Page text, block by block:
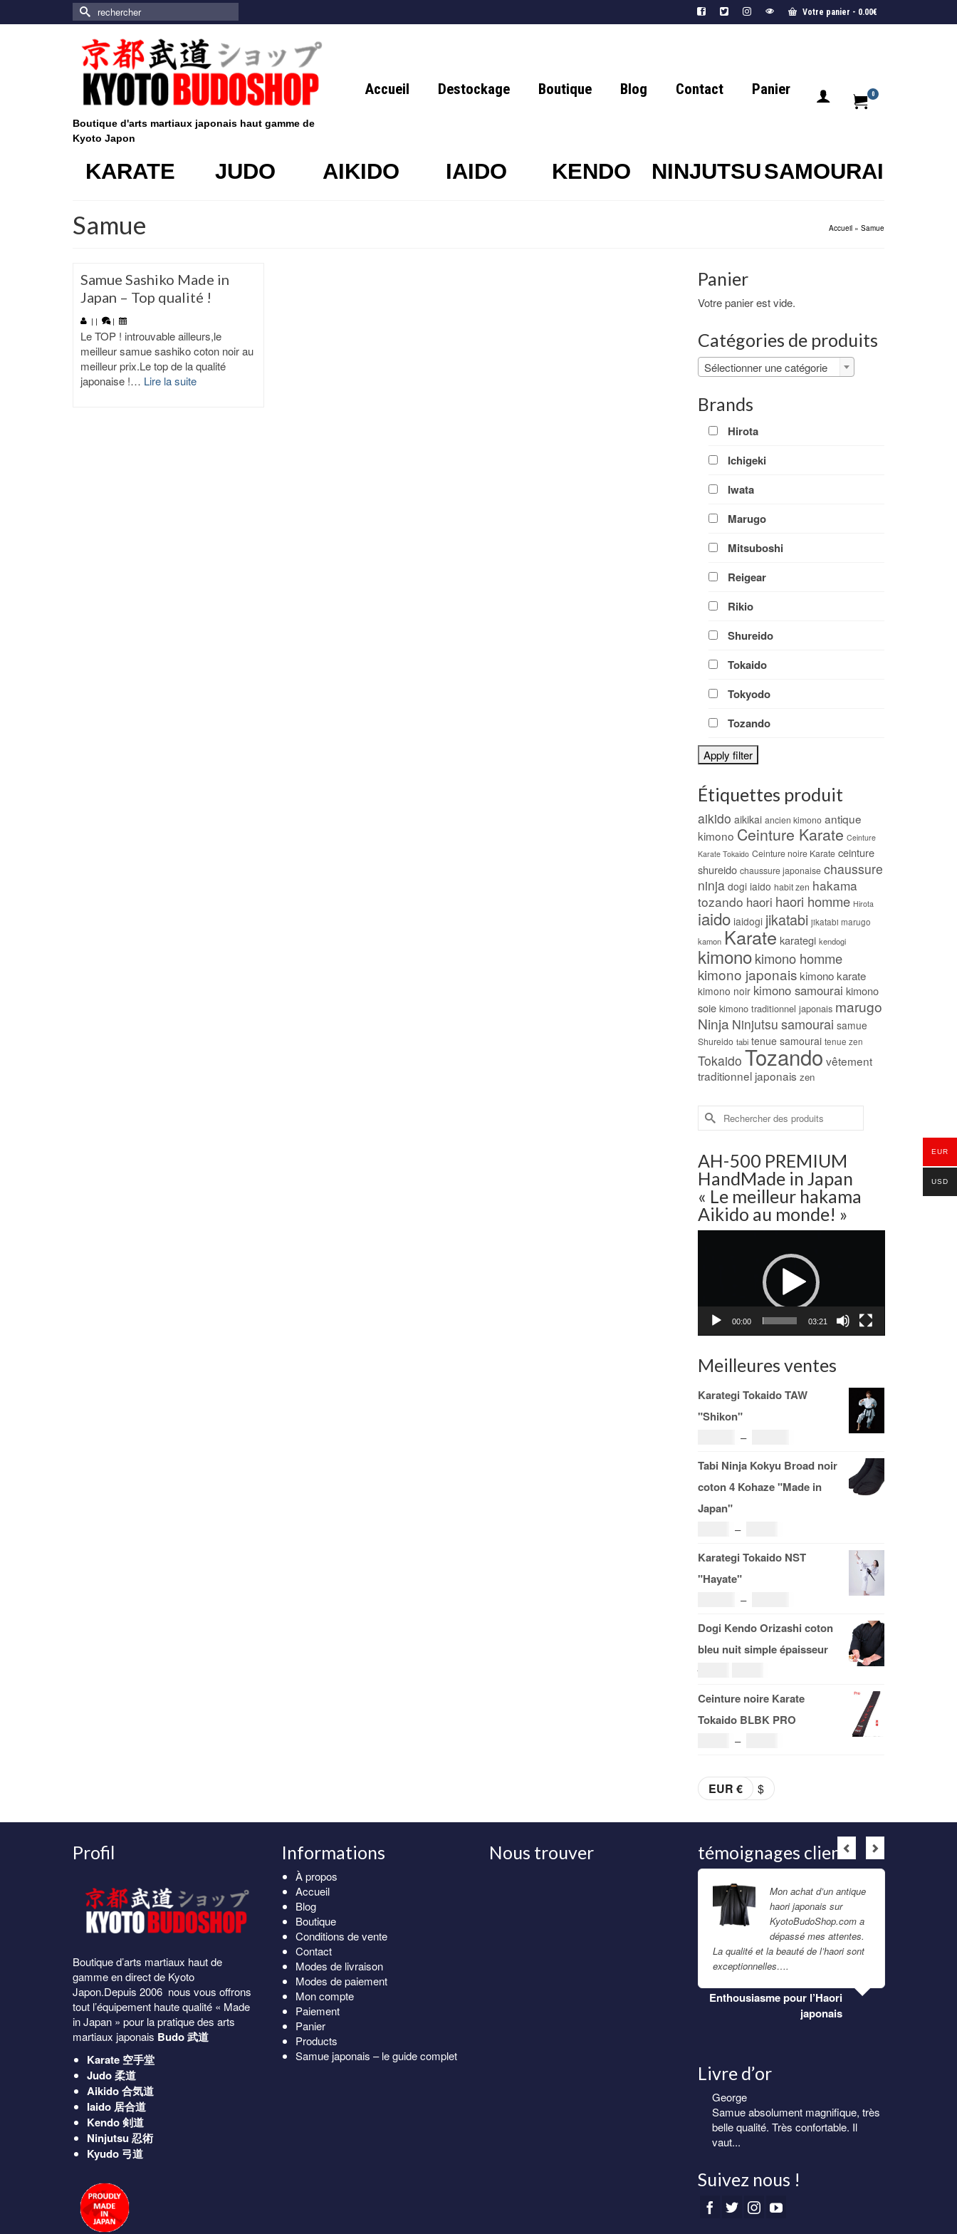
Votre panier - 0.00€
Rechercher :
Boutique d'arts martiaux japonais haut gamme de
Kyoto Japon
Accueil Destockage Boutique Blog Contact Panier 0
KARATE JUDO AIKIDO IAIDO KENDO NINJUTSUSAMOURAI
Samue Accueil » Samue
Samue Sashiko Made in
Japan – Top qualité !
| | |
Le TOP ! introuvable ailleurs,le
meilleur samue sashiko coton noir au
meilleur prix.Le top de la qualité
japonaise !… Lire la suite
Panier
Votre panier est vide.
Catégories de produits
Sélectionner une catégorie
Brands
Hirota
Ichigeki
Iwata
Marugo
Mitsuboshi
Reigear
Rikio
Shureido
Tokaido
Tokyodo
Tozando
Apply filter
Étiquettes produit
aikido aikikai ancien kimono antique
kimono Ceinture Karate Ceinture
Karate Tokaido Ceinture noire Karate ceinture
shureido chaussure japonaise chaussure
ninja dogi iaido habit zen hakama
tozando haori haori homme Hirota
iaido iaidogi jikatabi jikatabi marugo
kamon Karate karategi kendogi
kimono kimono homme
kimono japonais kimono karate
kimono noir kimono samourai kimono
soie kimono traditionnel japonais marugo
Ninja Ninjutsu samourai samue
Shureido tabi tenue samourai tenue zen
Tokaido Tozando vêtement
traditionnel japonais zen
Rechercher :
AH-500 PREMIUM
HandMade in Japan
« Le meilleur hakama
Aikido au monde! »
00:00 03:21
Meilleures ventes
Karategi Tokaido TAW
"Shikon"
–
de
prix :
Tabi Ninja Kokyu Broad noir
coton 4 Kohaze "Made in
Japan"
–
de
29.00€
Karategi Tokaido NST
"Hayate"
–
de
prix :
153.00€
Dogi Kendo Orizashi coton
bleu nuit simple épaisseur
69.00
initial
prix
actuel
Ceinture noire Karate
Tokaido BLBK PRO
–
à
38.00€
EUR € $
Profil
Boutique d’arts martiaux haut de
gamme en direct de Kyoto
Japon.Depuis 2006 nous vous offrons
tout l’équipement haute qualité « Made
in Japan » pour la pratique des arts
martiaux japonais Budo 武道
Karate 空手堂
Judo柔道
Aikido合気道
Iaido 居合道
Kendo剣道
Ninjutsu忍術
Kyudo 弓道
Informations
À propos
Accueil
Blog
Boutique
Conditions de vente
Contact
Modes de livraison
Modes de paiement
Mon compte
Paiement
Panier
Products
Samue japonais – le guide complet
Nous trouver témoignages clients
Mon achat d’un antique
haori japonais sur
KyotoBudoShop.com a
dépassé mes attentes.
La qualité et la beauté de l’haori sont
exceptionnelles….
Enthousiasme pour l’Haori
japonais
Livre d’or
George
Samue absolument magnifique, très
belle qualité. Très confortable. Il
vaut...
Eric
Samue homme de très belle qualité.
Livraison rapide et soignée.
EUR
USD